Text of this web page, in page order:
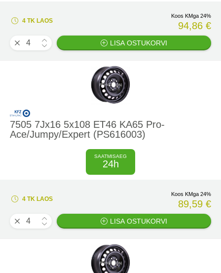
4 TK LAOS
Koos KMga 24%
94,86 €
LISA OSTUKORVI
7505 7Jx16 5x108 ET46 KA65 Pro-
Ace/Jumpy/Expert (PS616003)
SAATMISAEG
24h
4 TK LAOS
Koos KMga 24%
89,59 €
LISA OSTUKORVI